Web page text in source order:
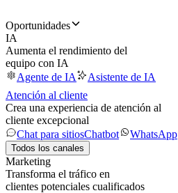
Oportunidades
IA
Aumenta el rendimiento del
equipo con IA
Agente de IA
Asistente de IA
Atención al cliente
Crea una experiencia de atención al
cliente excepcional
Chat para sitiosChatbot WhatsApp
Todos los canales
Marketing
Transforma el tráfico en
clientes potenciales cualificados